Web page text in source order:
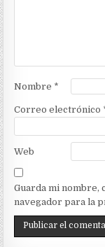
Nombre *
Correo electrónico
Web
Guarda mi
navegador para la